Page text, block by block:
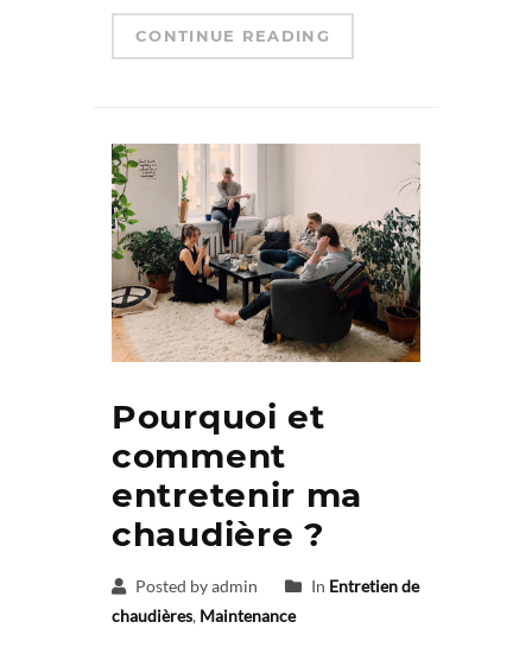
CONTINUE READING
Pourquoi et
comment
entretenir ma
chaudière ?
Posted by admin In Entretien de
chaudières, Maintenance